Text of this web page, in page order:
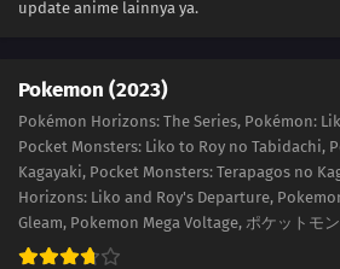
92 Follow the Laqurium Signs
90 Once More, To the Skies, Part 1
89 Beyond the Adventure
88 The White Zygarde Causes Shock Waves
update anime lainnya ya.
Pokemon (2023)
Pokémon Horizons: The Series, Pokémon:
Pocket Monsters: Liko to Roy no Tabidachi,
Kagayaki, Pocket Monsters: Terapagos no
Horizons: Liko and Roy's Departure,
Gleam, Pokemon Mega Voltage, ポケットモ